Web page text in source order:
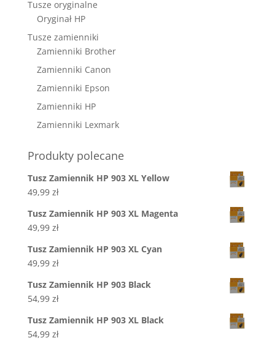
Tusze oryginalne
Oryginał HP
Tusze zamienniki
Zamienniki Brother
Zamienniki Canon
Zamienniki Epson
Zamienniki HP
Zamienniki Lexmark
Produkty polecane
Tusz Zamiennik HP 903 XL Yellow
49,99 zł
Tusz Zamiennik HP 903 XL Magenta
49,99 zł
Tusz Zamiennik HP 903 XL Cyan
49,99 zł
Tusz Zamiennik HP 903 Black
54,99 zł
Tusz Zamiennik HP 903 XL Black
54,99 zł